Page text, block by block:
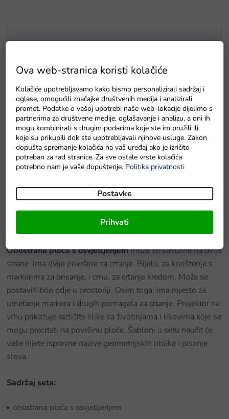
Ova web-stranica koristi kolačiće
Kolačiće upotrebljavamo kako bismo personalizirali sadržaj i
oglase, omogućili značajke društvenih medija i analizirali
promet. Podatke o vašoj upotrebi naše web-lokacije dijelimo s
partnerima za društvene medije, oglašavanje i analizu, a oni ih
mogu kombinirati s drugim podacima koje ste im pružili ili
koje su prikupili dok ste upotrebljavali njihove usluge. Zakon
dopušta spremanje kolačića na vaš uređaj ako je izričito
potreban za rad stranice. Za sve ostale vrste kolačića
potrebno nam je vaše dopuštenje. Politika privatnosti
Postavke
Prihvati
Baterie GP Greencell R6 typ AA 4 ks
Na zalihama
Detaljan opis proizvoda
Obostrana ploča s osvjetljenjemi markerima donijet će
radost svakom djetetu koje voli crtati. Razvijat će maštu,
koordinaciju ruke i preciznost. Crtanje na ploči imat će vrlo
pozitivan utjecaj na razvoj vašeg djeteta.
Obostrana ploča s osvjetljenjemmože se sastaviti na dvije
strane. Ima dvije površine za crtanje. Bijelu, za korištenje s
markerima za brisanje, i crnu, za crtanje kredom. Može se
postaviti bilo gdje u prostoriji. Osim toga, ima mjesto za
umetanje markera i drugih pomagala za crtanje. Projektor na
vrhu prikazuje različite slike sa životinjama i likovima koje se
mogu precrtati na površinu ploče. Šabloni u setu naučit će
vaše dijete ispravne nazive geometrijskih oblika i pisanje
slova.
Sadržaj seta:
obostrana ploča s osvjetljenjem